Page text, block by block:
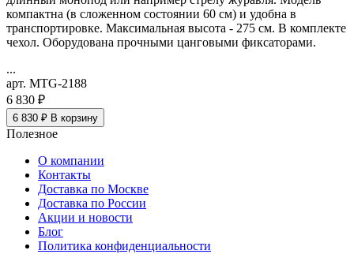
компактна (в сложенном состоянии 60 см) и удобна в
транспортировке. Максимальная высота - 275 см. В комплекте
чехол. Оборудована прочными цанговыми фиксаторами.
...
арт. MTG-2188
6 830 ₽
6 830 ₽ В корзину
Полезное
О компании
Контакты
Доставка по Москве
Доставка по России
Акции и новости
Блог
Политика конфиденциальности